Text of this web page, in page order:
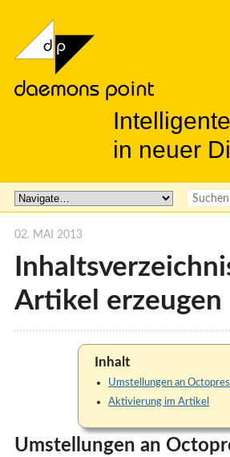
in neuer
Artikel erzeugen
02. MAI 2013
Inhalt
Umstellungen an
Aktivierung im Artikel
Umstellungen an